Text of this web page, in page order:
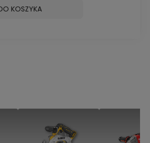
KOSZYKA